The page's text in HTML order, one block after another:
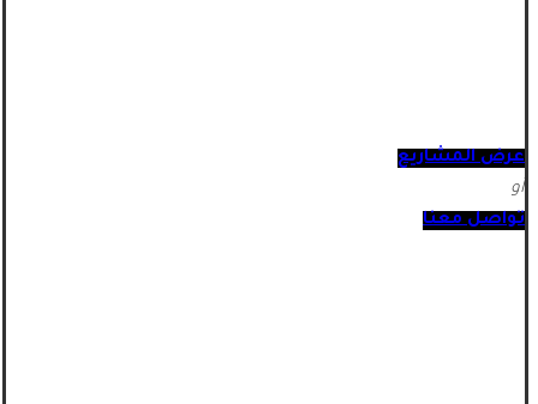
عرض المشاريع
أو
تواصل معنا